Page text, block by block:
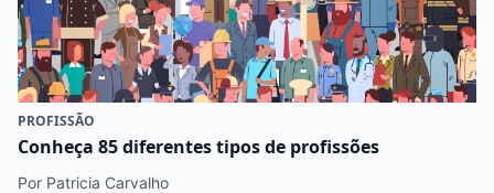
PROFISSÃO
Conheça 85 diferentes tipos de profissões
Por Patricia Carvalho